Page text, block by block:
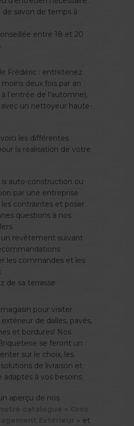
de savon de temps à
entre 18 et 20
Frédéric : entretenez
deux fois par an
l’entrée de l’automne),
un nettoyeur haute-
les différentes
la réalisation de votre
si auto-construction ou
par une entreprise
contraintes et poser
questions à nos
un revêtement suivant
les commandes et les
de sa terrasse
pour visiter
de dalles, pavés,
et bordures! Nos
se feront un
sur le choix, les
de livraison et
adaptés à vos besoins.
aperçu de nos
et